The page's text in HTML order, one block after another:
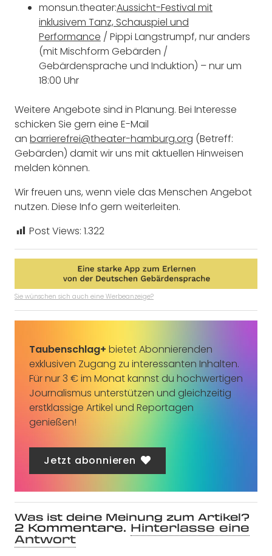
monsun.theater:Aussicht-Festival mit
inklusivem Tanz, Schauspiel und
Performance / Pippi Langstrumpf, nur anders
(mit Mischform Gebärden /
Gebärdensprache und Induktion) – nur um
18:00 Uhr
Weitere Angebote sind in Planung. Bei Interesse
schicken Sie gern eine E-Mail
an barrierefrei@theater-hamburg.org (Betreff:
Gebärden) damit wir uns mit aktuellen Hinweisen
melden können.
Wir freuen uns, wenn viele das Menschen Angebot
nutzen. Diese Info gern weiterleiten.
Post Views: 1.322
Sie wünschen sich auch eine Werbeanzeige?
Taubenschlag+ bietet Abonnierenden
exklusiven Zugang zu interessanten Inhalten.
Für nur 3 € im Monat kannst du hochwertigen
Journalismus unterstützen und gleichzeitig
erstklassige Artikel und Reportagen
genießen!
Jetzt abonnieren
Was ist deine Meinung zum Artikel?
2 Kommentare. Hinterlasse eine
Antwort